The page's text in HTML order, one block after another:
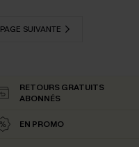
PAGE SUIVANTE
RETOURS GRATUITS
ABONNÉS
EN PROMO